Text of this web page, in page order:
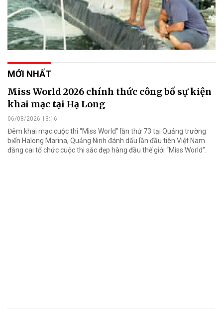
MỚI NHẤT
Miss World 2026 chính thức công bố sự kiện
khai mạc tại Hạ Long
06/08/2026 13:16
Đêm khai mạc cuộc thi “Miss World” lần thứ 73 tại Quảng trường
biển Halong Marina, Quảng Ninh đánh dấu lần đầu tiên Việt Nam
đăng cai tổ chức cuộc thi sắc đẹp hàng đầu thế giới “Miss World”.